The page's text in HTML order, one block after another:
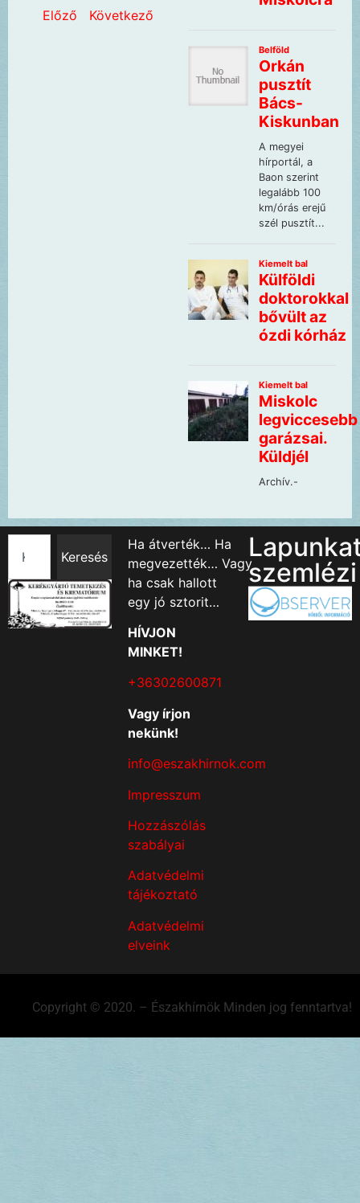
Előző Következő
Keresés
Ha átverték… Ha
megvezették… Vagy
ha csak hallott
egy jó sztorit…
HÍVJON
MINKET!
+36302600871
Vagy írjon
nekünk!
info@eszakhirnok.com
Impresszum
Hozzászólás
szabályai
Adatvédelmi
tájékoztató
Adatvédelmi
elveink
szemlézi
Copyright © 2020. – Északhírnök Minden jog fenntartva!